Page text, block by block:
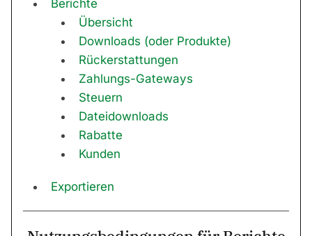
Berichte
Übersicht
Downloads (oder Produkte)
Rückerstattungen
Zahlungs-Gateways
Steuern
Dateidownloads
Rabatte
Kunden
Exportieren